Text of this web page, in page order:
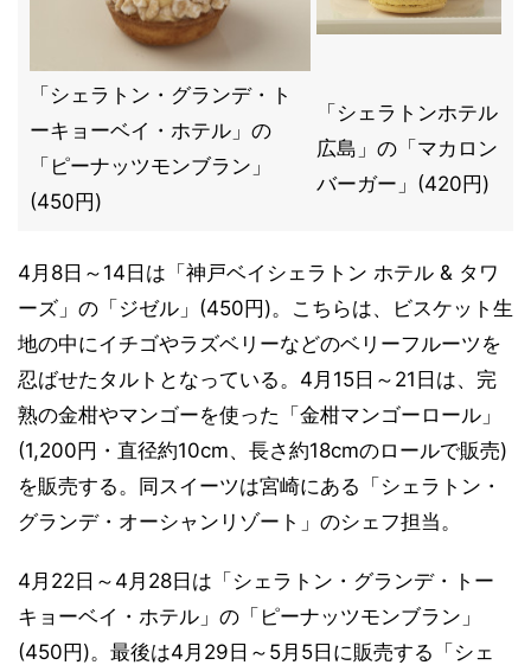
「シェラトン・グランデ・ト
ーキョーベイ・ホテル」の
「ピーナッツモンブラン」
(450円)
「シェラトンホテル
広島」の「マカロン
バーガー」(420円)
4月8日～14日は「神戸ベイシェラトン ホテル & タワ
ーズ」の「ジゼル」(450円)。こちらは、ビスケット生
地の中にイチゴやラズベリーなどのベリーフルーツを
忍ばせたタルトとなっている。4月15日～21日は、完
熟の金柑やマンゴーを使った「金柑マンゴーロール」
(1,200円・直径約10cm、長さ約18cmのロールで販売)
を販売する。同スイーツは宮崎にある「シェラトン・
グランデ・オーシャンリゾート」のシェフ担当。
4月22日～4月28日は「シェラトン・グランデ・トー
キョーベイ・ホテル」の「ピーナッツモンブラン」
(450円)。最後は4月29日～5月5日に販売する「シェ